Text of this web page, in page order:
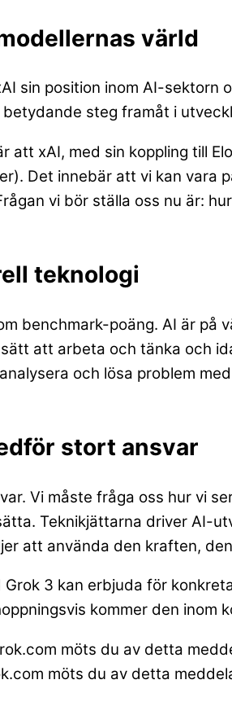
värld
sin position inom AI-
steg framåt i
att xAI, med sin koppling till
Det innebär att vi kan vara
vi bör ställa oss nu är:
teknologi
benchmark-poäng. AI är på
att arbeta och tänka och
och lösa problem
stort ansvar
Vi måste fråga oss hur vi
Teknikjättarna driver AI-
att använda den kraften,
3 kan erbjuda för
kommer den inom
möts du av detta